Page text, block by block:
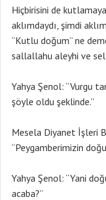
Hiçbirisini de
aklımdaydı, şimdi
”Kutlu doğum” ne
sallallahu aleyhi ve
Yahya Şenol: “Vurgu
şöyle oldu şeklinde.”
Mesela Diyanet İşleri
“Peygamberimizin
Yahya Şenol: “Yani
acaba?”